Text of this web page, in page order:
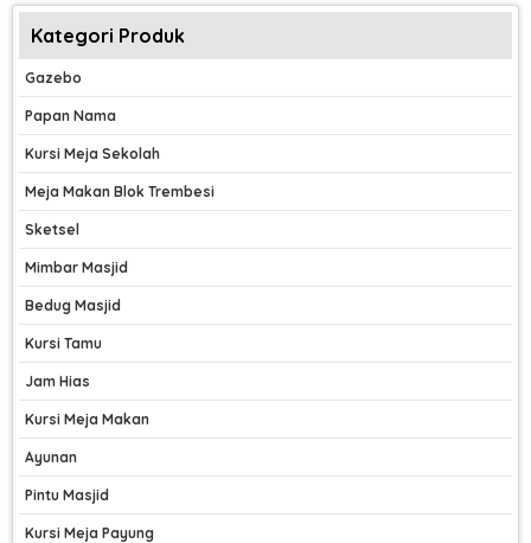
Kategori Produk
Gazebo
Papan Nama
Kursi Meja Sekolah
Meja Makan Blok Trembesi
Sketsel
Mimbar Masjid
Bedug Masjid
Kursi Tamu
Jam Hias
Kursi Meja Makan
Ayunan
Pintu Masjid
Kursi Meja Payung